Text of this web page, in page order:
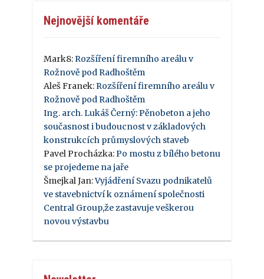
Nejnovější komentáře
Mark8: Rozšíření firemního areálu v
Rožnově pod Radhoštěm
Aleš Franek: Rozšíření firemního areálu v
Rožnově pod Radhoštěm
Ing. arch. Lukáš Černý: Pěnobeton a jeho
současnost i budoucnost v základových
konstrukcích průmyslových staveb
Pavel Procházka: Po mostu z bílého betonu
se projedeme na jaře
Šmejkal Jan:Vyjádření Svazu podnikatelů
ve stavebnictví k oznámení společnosti
Central Group,že zastavuje veškerou
novou výstavbu